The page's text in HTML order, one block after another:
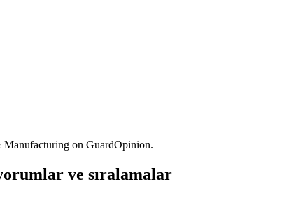
on GuardOpinion.
ve sıralamalar